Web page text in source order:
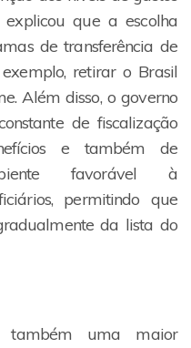
explicou que a escolha
de transferência de
retirar o Brasil
Além disso, o governo
de fiscalização
e também de
favorável à
permitindo que
da lista do
também uma maior